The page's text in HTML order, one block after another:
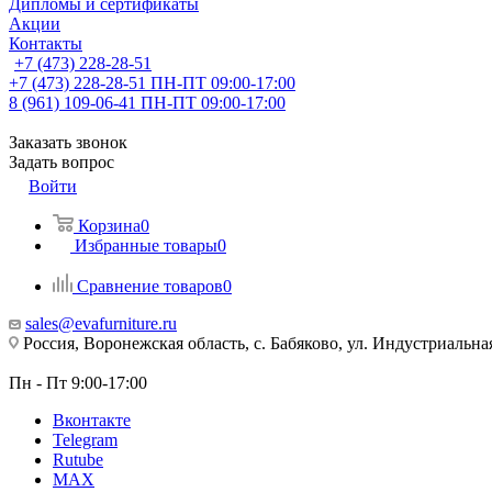
Дипломы и сертификаты
Акции
Контакты
+7 (473) 228-28-51
+7 (473) 228-28-51 ПН-ПТ 09:00-17:00
8 (961) 109-06-41 ПН-ПТ 09:00-17:00
Заказать звонок
Задать вопрос
Войти
Корзина0
Избранные товары0
Сравнение товаров0
sales@evafurniture.ru
Россия, Воронежская область, с. Бабяково, ул.
Пн - Пт 9:00-17:00
Вконтакте
Telegram
Rutube
MAX